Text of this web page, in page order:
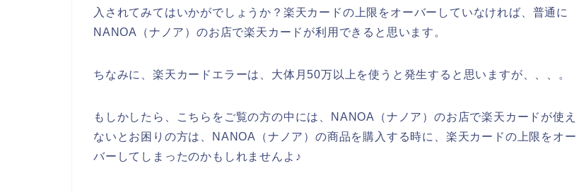
入されてみてはいかがでしょうか？楽天カードの上限をオーバーしていなければ、普通に
NANOA（ナノア）のお店で楽天カードが利用できると思います。
ちなみに、楽天カードエラーは、大体月50万以上を使うと発生すると思いますが、、、。
もしかしたら、こちらをご覧の方の中には、NANOA（ナノア）のお店で楽天カードが使え
ないとお困りの方は、NANOA（ナノア）の商品を購入する時に、楽天カードの上限をオー
バーしてしまったのかもしれませんよ♪